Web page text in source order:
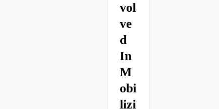
Vol
Ve
D
In
M
Obi
Lizi